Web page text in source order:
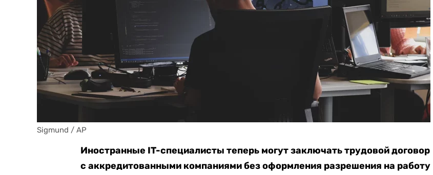
Sigmund / AP
Иностранные IT-специалисты теперь могут заключать трудовой договор
с аккредитованными компаниями без оформления разрешения на работу